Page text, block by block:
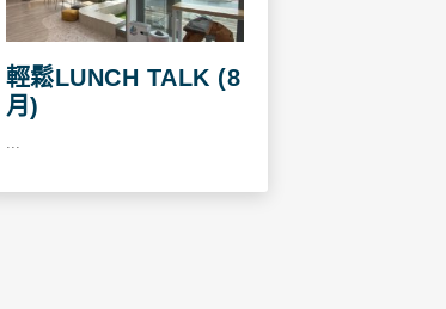
輕鬆LUNCH TALK (8
月)